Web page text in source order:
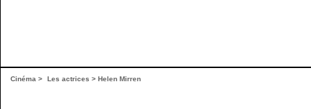
Cinéma > Les actrices > Helen Mirren